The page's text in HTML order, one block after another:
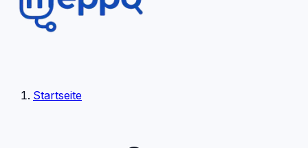
Startseite